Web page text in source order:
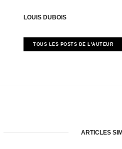
LOUIS DUBOIS
TOUS LES POSTS DE L'AUTEUR
ARTICLES